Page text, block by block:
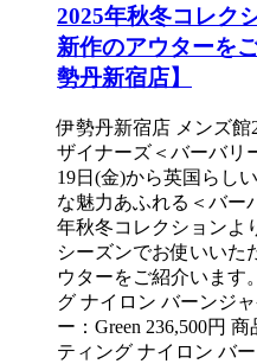
2025年秋冬コレク
新作のアウターを
勢丹新宿店】
伊勢丹新宿店 メンズ館
ザイナーズ＜バーバリ
19日(金)から英国らし
な魅力あふれる＜バー
年秋冬コレクションよ
シーズンでお使いいた
ウターをご紹介います
グ ナイロン バーンジ
ー：Green 236,500円
ティング ナイロン バ